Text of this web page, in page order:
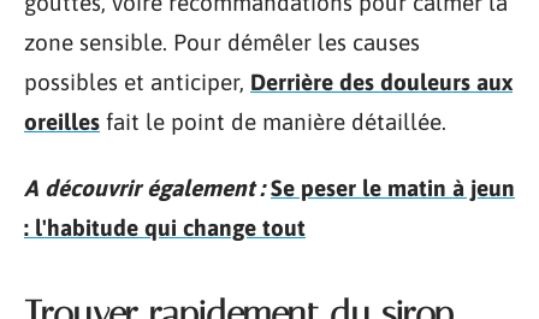
zone sensible. Pour démêler les causes
possibles et anticiper, Derrière des douleurs aux
oreilles fait le point de manière détaillée.
A découvrir également : Se peser le matin à jeun
: l'habitude qui change tout